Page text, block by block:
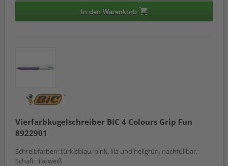
In den Warenkorb
Vierfarbkugelschreiber BIC 4 Colours Grip Fun
8922901
Schreibfarben: türkisblau, pink, lila und hellgrün, nachfüllbar,
Schaft: lila/weiß